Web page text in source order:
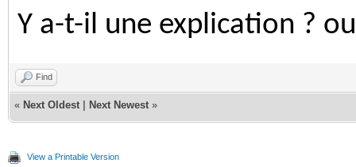
Y a-t-il une explication ?
Find
« Next Oldest Next Newest »
View a Printable Version